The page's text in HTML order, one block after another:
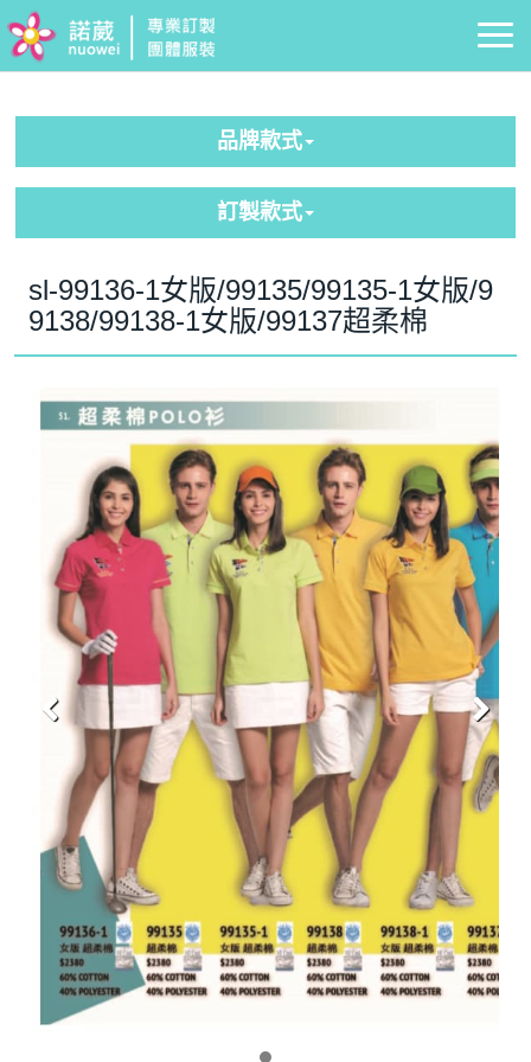
品牌款式
訂製款式
sl-99136-1女版/99135/99135-1女版/9
9138/99138-1女版/99137超柔棉